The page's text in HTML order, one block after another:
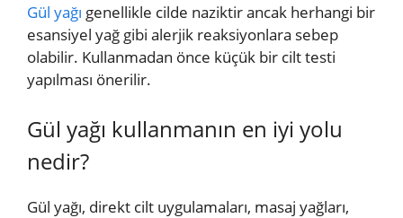
Gül yağı genellikle cilde naziktir ancak herhangi bir
esansiyel yağ gibi alerjik reaksiyonlara sebep
olabilir. Kullanmadan önce küçük bir cilt testi
yapılması önerilir.
Gül yağı kullanmanın en iyi yolu
nedir?
Gül yağı, direkt cilt uygulamaları, masaj yağları,